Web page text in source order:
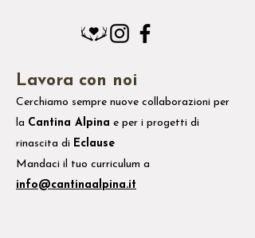
Lavora con noi
Cerchiamo sempre nuove collaborazioni per
la Cantina Alpina e per i progetti di
rinascita di Eclause
Mandaci il tuo curriculum a
info@cantinaalpina.it